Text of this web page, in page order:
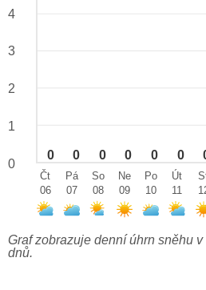
0 0 0 0 0 0
4
3
2
1
0
Čt
06
Pá
07
So
08
Ne
09
Po
10
Út
11
Graf zobrazuje denní úhrn sněhu
dnů.